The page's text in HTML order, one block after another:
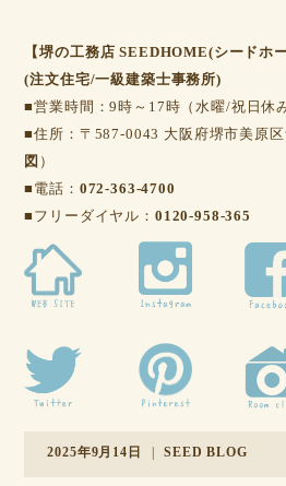
【堺の工務店 SEEDHOME(シードホ
(注文住宅/一級建築士事務所)
■営業時間：9時～17時（水曜/祝日休
■住所：〒587-0043 大阪府堺市美原
図 ）
■電話： 072-363-4700
■フリーダイヤル： 0120-958-365
2025年9月14日 SEED BLOG